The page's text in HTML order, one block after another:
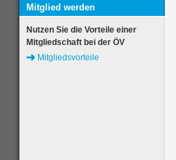
Mitglied werden
Nutzen Sie die Vorteile einer
Mitgliedschaft bei der ÖV
Mitgliedsvorteile